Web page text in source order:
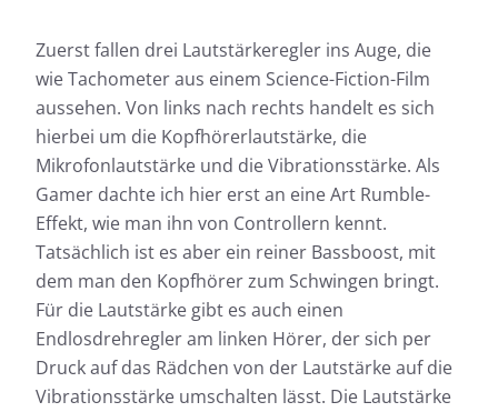
Zuerst fallen drei Lautstärkeregler ins Auge, die
wie Tachometer aus einem Science-Fiction-Film
aussehen. Von links nach rechts handelt es sich
hierbei um die Kopfhörerlautstärke, die
Mikrofonlautstärke und die Vibrationsstärke. Als
Gamer dachte ich hier erst an eine Art Rumble-
Effekt, wie man ihn von Controllern kennt.
Tatsächlich ist es aber ein reiner Bassboost, mit
dem man den Kopfhörer zum Schwingen bringt.
Für die Lautstärke gibt es auch einen
Endlosdrehregler am linken Hörer, der sich per
Druck auf das Rädchen von der Lautstärke auf die
Vibrationsstärke umschalten lässt. Die Lautstärke